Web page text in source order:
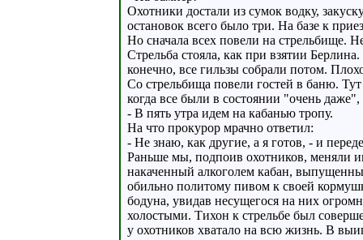
Охотники достали из сумок водку,
остановок всего было три. На базе к
Но сначала всех повели на стрельбище.
Стрельба стояла, как при взятии
конечно, все гильзы собрали потом.
Со стрельбища повели гостей в баню.
когда все были в состоянии "очень
- В пять утра идем на кабанью тропу.
На что прокурор мрачно ответил:
- Не знаю, как другие, а я готов, - и
Раньше мы, подпоив охотников, меняли
накаченный алкоголем кабан,
обильно политому пивом к своей
бодуна, увидав несущегося на них
холостыми. Тихон к стрельбе был
у охотников хватало на всю жизнь. В